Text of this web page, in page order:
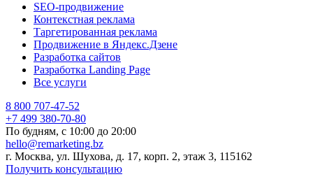
SEO-продвижение
Контекстная реклама
Таргетированная реклама
Продвижение в Яндекс.Дзене
Разработка сайтов
Разработка Landing Page
Все услуги
8 800 707-47-52
+7 499 380-70-80
По будням, с 10:00 до 20:00
hello@remarketing.bz
г. Москва, ул. Шухова, д. 17, корп. 2, этаж 3, 115162
Получить консультацию